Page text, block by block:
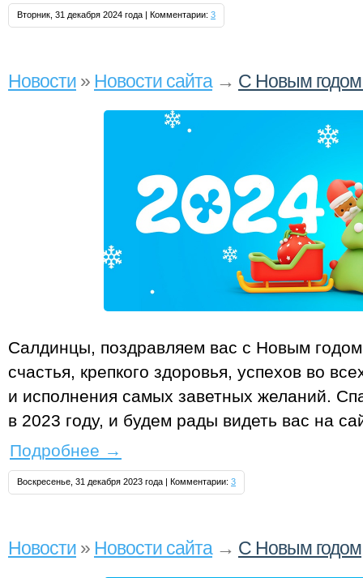
Вторник, 31 декабря 2024 года | Комментарии: 3
Новости » Новости сайта→ С Новым
Салдинцы, поздравляем вас с Новым
счастья, крепкого здоровья, успехов во
и исполнения самых заветных желаний.
в 2023 году, и будем рады видеть вас на
Подробнее →
Воскресенье, 31 декабря 2023 года | Комментарии: 3
Новости » Новости сайта→ С Новым